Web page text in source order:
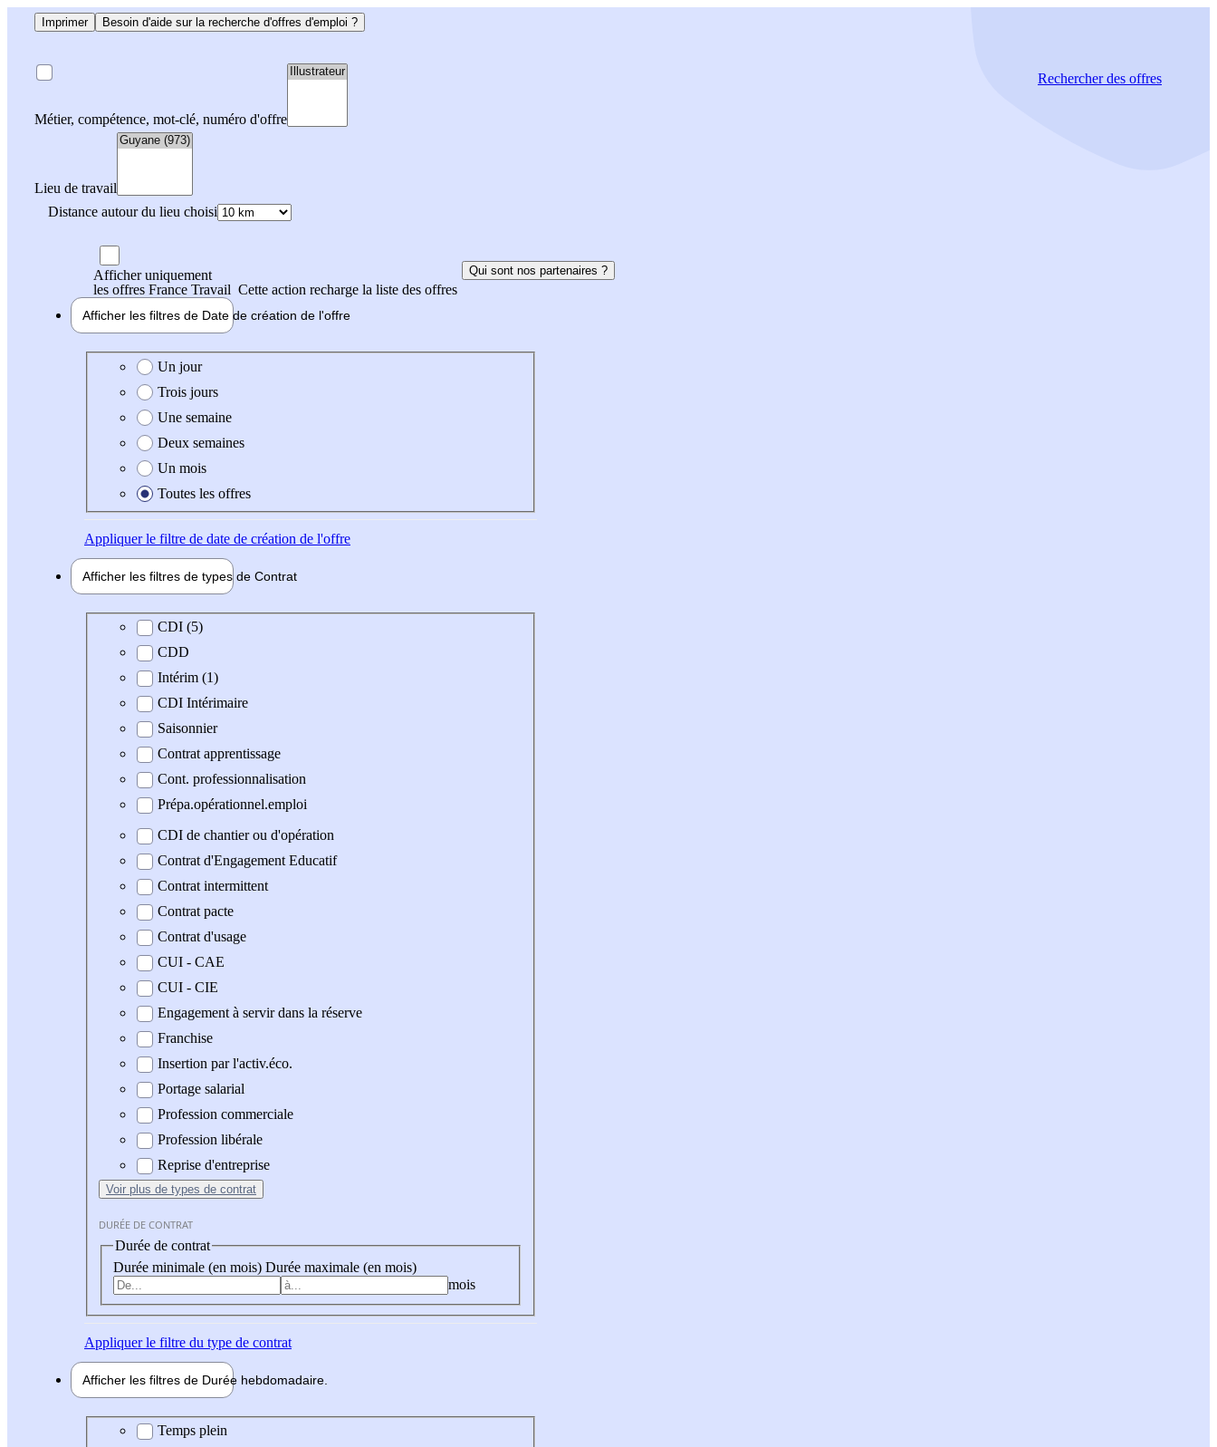
Imprimer Besoin d'aide sur la recherche d'offres d'emploi ?
Métier, compétence, mot-clé, numéro d'offre
Lieu de travail
Distance autour du lieu choisi
Rechercherdes offres
Afficher uniquement
les offres France Travail Cette action recharge la liste des offres
Qui sont nos partenaires ?
Afficher les filtres de Date de création de l'offre
Date de création de l'offre
Un jour
Trois jours
Une semaine
Deux semaines
Un mois
Toutes les offres
Appliquerle filtre de date de création de l'offre
Afficher les filtres de types de Contrat
Type de contrat
CDI (5)
CDD
Intérim (1)
CDI Intérimaire
Saisonnier
Contrat apprentissage
Cont. professionnalisation
Prépa.opérationnel.emploi
CDI de chantier ou d'opération
Contrat d'Engagement Educatif
Contrat intermittent
Contrat pacte
Contrat d'usage
CUI - CAE
CUI - CIE
Engagement à servir dans la réserve
Franchise
Insertion par l'activ.éco.
Portage salarial
Profession commerciale
Profession libérale
Reprise d'entreprise
Voir plus de types de contrat
DURÉE DE CONTRAT
Durée de contrat
Durée minimale (en mois) Durée maximale (en mois)
mois
Appliquerle filtre du type de contrat
Afficher les filtres de Durée hebdomadaire
Durée hebdomadaire
Temps plein